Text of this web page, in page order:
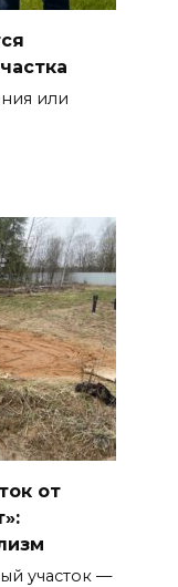
или
от
участок —